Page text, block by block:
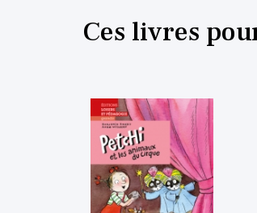
Ces livres